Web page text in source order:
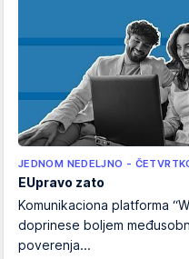
JEDNOM NEDELJNO -
EUpravo zato
Komunikaciona platforma
doprinese boljem
poverenja...